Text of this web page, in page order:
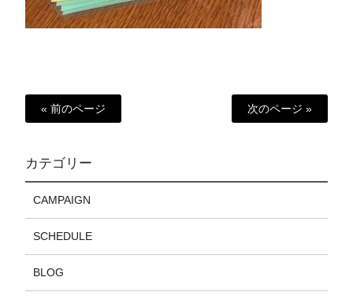
« 前のページ 次のページ »
カテゴリー
CAMPAIGN
SCHEDULE
BLOG